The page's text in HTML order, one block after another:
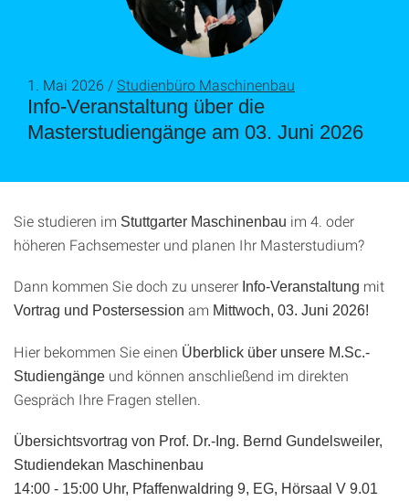
Info-Veranstaltung über die
Masterstudiengänge am 03. Juni 2026
1. Mai 2026 /Studienbüro Maschinenbau
Sie studieren im Stuttgarter Maschinenbau im 4. oder
höheren Fachsemester und planen Ihr Masterstudium?
Dann kommen Sie doch zu unserer Info-Veranstaltung mit
Vortrag und Postersession am Mittwoch, 03. Juni 2026!
Hier bekommen Sie einen Überblick über unsere M.Sc.-
Studiengänge und können anschließend im direkten
Gespräch Ihre Fragen stellen.
Übersichtsvortrag von Prof. Dr.-Ing. Bernd Gundelsweiler,
Studiendekan Maschinenbau
14:00 - 15:00 Uhr, Pfaffenwaldring 9, EG, Hörsaal V 9.01